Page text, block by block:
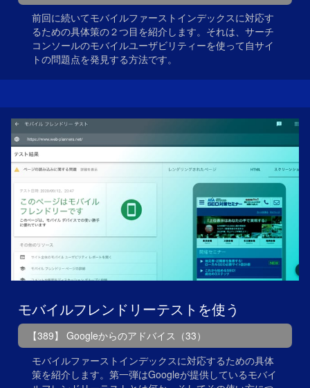
前回に続いてモバイルファーストインデックスに対応す
るための具体策の２つ目を紹介します。それは、サーチ
コンソールのモバイルユーザビリティーを使って自サイ
トの問題点を発見する方法です。
モバイルフレンドリーテストを使う
【389】 Googleからのアドバイス（33）
モバイルファーストインデックスに対応するための具体
策を紹介します。第一弾はGoogleが提供しているモバイ